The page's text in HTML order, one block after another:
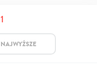
1
NAJWYŻSZE